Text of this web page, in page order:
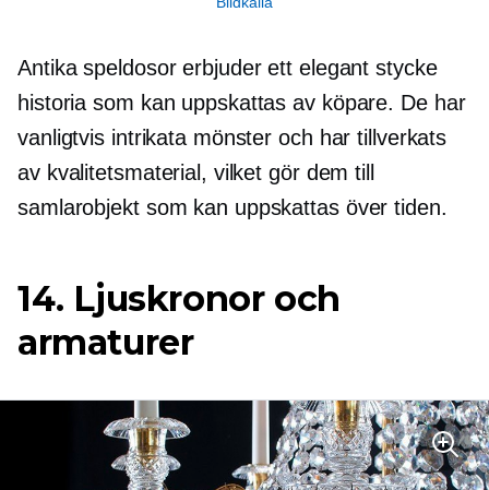
Antika speldosor erbjuder ett elegant stycke
historia som kan uppskattas av köpare. De har
vanligtvis intrikata mönster och har tillverkats
av kvalitetsmaterial, vilket gör dem till
samlarobjekt som kan uppskattas över tiden.
14. Ljuskronor och
armaturer